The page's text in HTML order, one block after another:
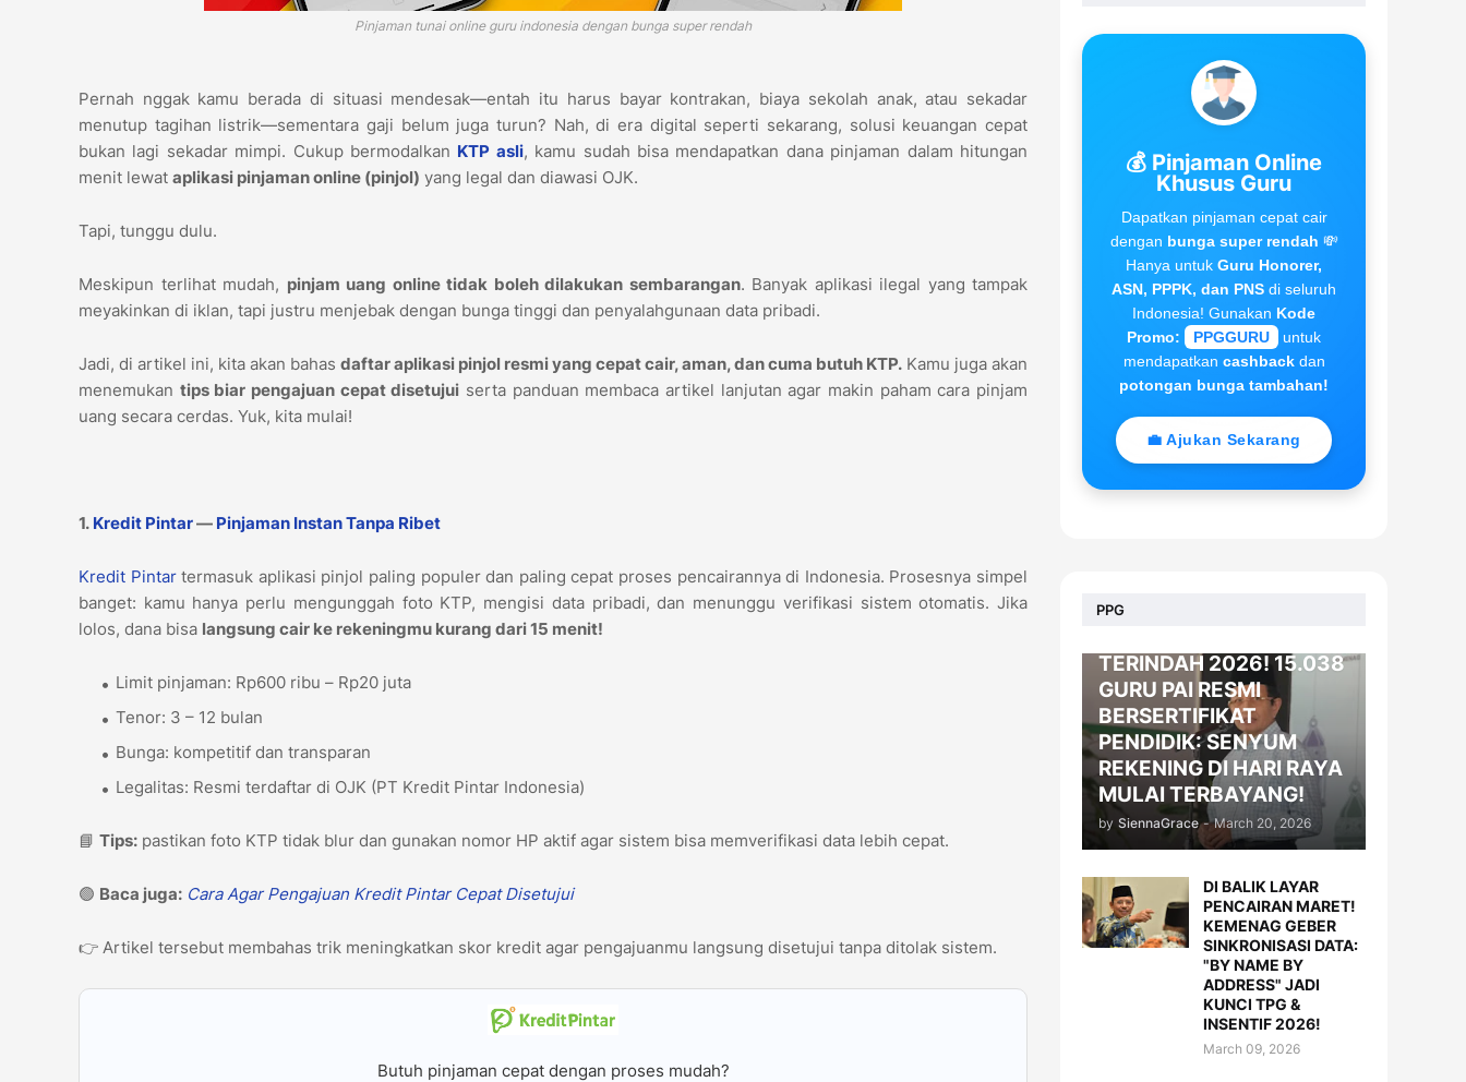
Pinjaman tunai online guru indonesia dengan bunga super rendah
Pernah nggak kamu berada di situasi mendesak—entah itu harus bayar kontrakan, biaya sekolah anak, atau sekadar
menutup tagihan listrik—sementara gaji belum juga turun? Nah, di era digital seperti sekarang, solusi keuangan cepat
bukan lagi sekadar mimpi. Cukup bermodalkan KTP asli, kamu sudah bisa mendapatkan dana pinjaman dalam hitungan
menit lewat aplikasi pinjaman online (pinjol) yang legal dan diawasi OJK.
Tapi, tunggu dulu.
Meskipun terlihat mudah, pinjam uang online tidak boleh dilakukan sembarangan. Banyak aplikasi ilegal yang tampak
meyakinkan di iklan, tapi justru menjebak dengan bunga tinggi dan penyalahgunaan data pribadi.
Jadi, di artikel ini, kita akan bahas daftar aplikasi pinjol resmi yang cepat cair, aman, dan cuma butuh KTP. Kamu juga akan
menemukan tips biar pengajuan cepat disetujui serta panduan membaca artikel lanjutan agar makin paham cara pinjam
uang secara cerdas. Yuk, kita mulai!
1. Kredit Pintar— Pinjaman Instan Tanpa Ribet
Kredit Pintartermasuk aplikasi pinjol paling populer dan paling cepat proses pencairannya di Indonesia. Prosesnya simpel
banget: kamu hanya perlu mengunggah foto KTP, mengisi data pribadi, dan menunggu verifikasi sistem otomatis. Jika
lolos, dana bisa langsung cair ke rekeningmu kurang dari 15 menit!
Limit pinjaman: Rp600 ribu – Rp20 juta
Tenor: 3 – 12 bulan
Bunga: kompetitif dan transparan
Legalitas: Resmi terdaftar di OJK (PT Kredit Pintar Indonesia)
📘 Tips: pastikan foto KTP tidak blur dan gunakan nomor HP aktif agar sistem bisa memverifikasi data lebih cepat.
🟢 Baca juga: Cara Agar Pengajuan Kredit Pintar Cepat Disetujui
👉 Artikel tersebut membahas trik meningkatkan skor kredit agar pengajuanmu langsung disetujui tanpa ditolak sistem.
Butuh pinjaman cepat dengan proses mudah?
💰 Pinjaman Online
Khusus Guru
Dapatkan pinjaman cepat cair
dengan bunga super rendah 💸
Hanya untuk Guru Honorer,
ASN, PPPK, dan PNS di seluruh
Indonesia! Gunakan Kode
Promo:
PPGGURU
untuk
mendapatkan cashbackdan
potongan bunga tambahan!
💼 Ajukan Sekarang
PPG
BERITA
TERINDAH 2026! 15.038
GURU PAI RESMI
BERSERTIFIKAT
PENDIDIK: SENYUM
REKENING DI HARI RAYA
MULAI TERBAYANG!
by SiennaGrace - March 20, 2026
DI BALIK LAYAR
PENCAIRAN MARET!
KEMENAG GEBER
SINKRONISASI DATA:
"BY NAME BY
ADDRESS" JADI
KUNCI TPG &
INSENTIF 2026!
March 09, 2026